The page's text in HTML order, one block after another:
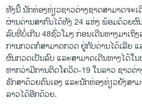
ທັງ​ນີ້ ນັ​ກ​ທ່ອງ​ທ່ຽວ​ຊາວ​ຕ່າງ​ຊາດ​ສາ​ມາດ​ຈະ​ເ
ຜ່ານ​ດ່ານ​ສາ​ກົນ​ໄດ້​ທັງ 24 ​ແຫ່ງ ພ້ອ​ມ​ດ້ວຍ​ຜົ
ລົບ​ທີ່​ບໍ່​ເກີນ 48ຊົ່ວ​ໂມງ ກ່ອນ​ເດີນ​ທາງ​ມາ​ເ
ການກວດກໍ​ສາ​ມາດກວດ ​ຢູ່​ກັບ​ດ່ານ​ໄດ້​ເລີຍ
ຜົນ​ກວດ​ເປັນ​ລົບ ແລະ​ສາ​ມາດ​ເດີນ​ທາງ​ໄດ້​ໃ
ຫາກວ່າ​ມີ​ການ​ຕິດ​ໂຄວິດ-19 ​ໃນ​ລາວ ​ຊາວ​ຕ່
ຮັກ​ສາ​ດ້ວຍ​ຕົນ​ເອງ ແລະ​ນັກ​ທ່ອງ​ທ່ຽວ​ຍັງ​ສາ​
ລ​າວ​ໄດ້ອີກດ້ວຍ.